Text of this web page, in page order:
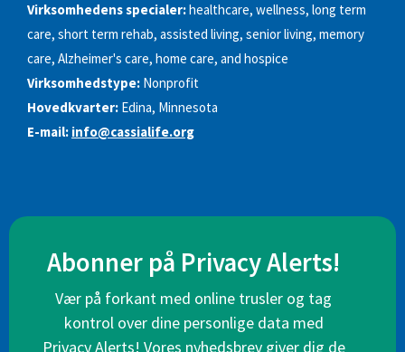
Virksomhedens specialer:healthcare, wellness, long term
care, short term rehab, assisted living, senior living, memory
care, Alzheimer's care, home care, and hospice
Virksomhedstype: Nonprofit
Hovedkvarter: Edina, Minnesota
E-mail: info@cassialife.org
Abonner på Privacy Alerts!
Vær på forkant med online trusler og tag
kontrol over dine personlige data med
Privacy Alerts! Vores nyhedsbrev giver dig de